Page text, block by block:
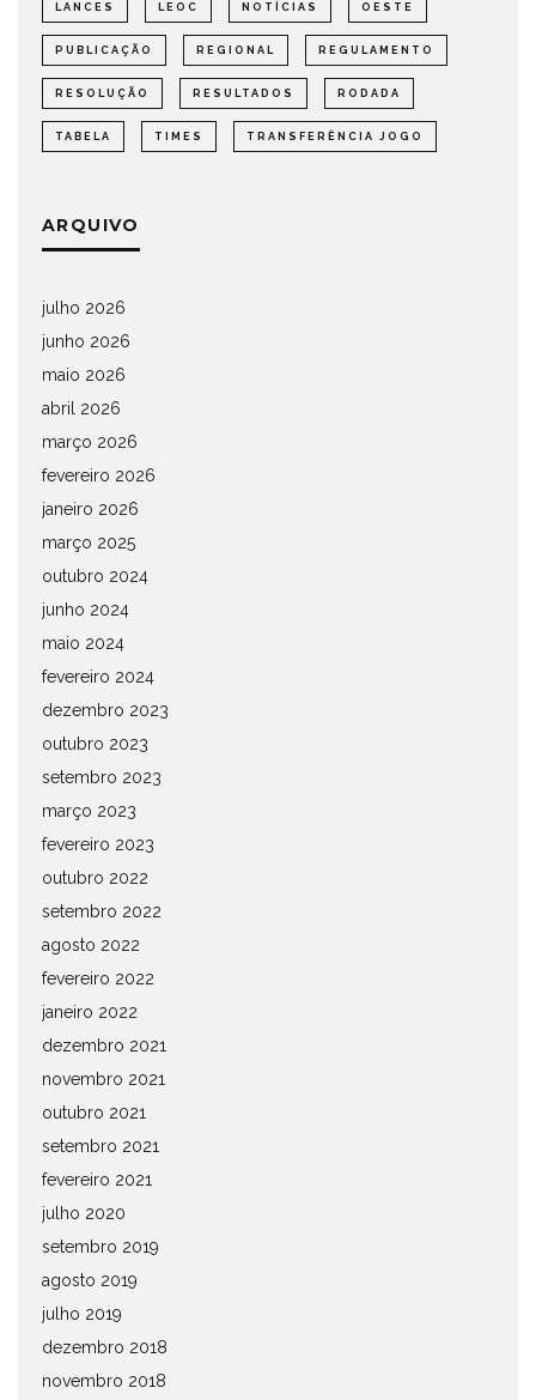
LANCES LEOC NOTÍCIAS OESTE
PUBLICAÇÃO REGIONAL REGULAMENTO
RESOLUÇÃO RESULTADOS RODADA
TABELA TIMES TRANSFERÊNCIA JOGO
ARQUIVO
julho 2026
junho 2026
maio 2026
abril 2026
março 2026
fevereiro 2026
janeiro 2026
março 2025
outubro 2024
junho 2024
maio 2024
fevereiro 2024
dezembro 2023
outubro 2023
setembro 2023
março 2023
fevereiro 2023
outubro 2022
setembro 2022
agosto 2022
fevereiro 2022
janeiro 2022
dezembro 2021
novembro 2021
outubro 2021
setembro 2021
fevereiro 2021
julho 2020
setembro 2019
agosto 2019
julho 2019
dezembro 2018
novembro 2018